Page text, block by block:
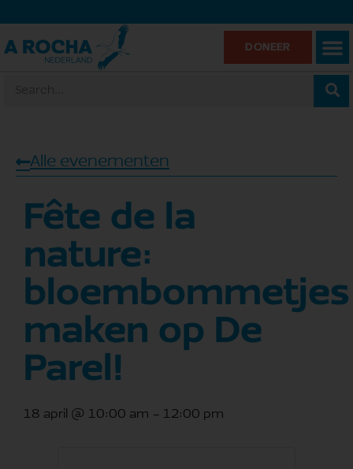
DONEER
Alle evenementen
Fête de la
nature:
bloembommetjes
maken op De
Parel!
18 april @ 10:00 am - 12:00 pm